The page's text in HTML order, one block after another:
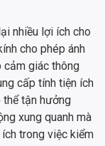
nhiều lợi ích cho
cho phép ánh
cảm giác thông
cấp tính tiện ích
thể tận hưởng
xung quanh mà
trong việc kiểm